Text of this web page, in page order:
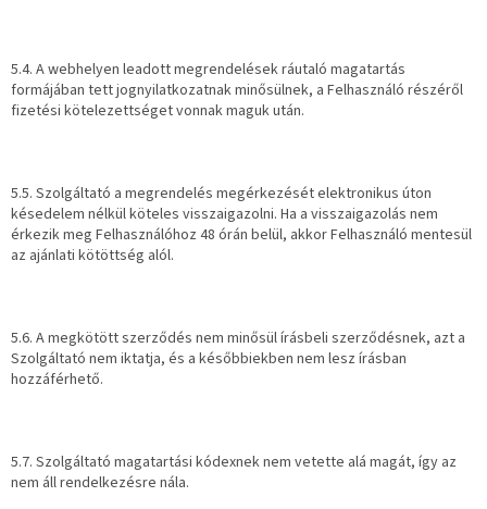
5.4. A webhelyen leadott megrendelések ráutaló magatartás
formájában tett jognyilatkozatnak minősülnek, a Felhasználó részéről
fizetési kötelezettséget vonnak maguk után.
5.5. Szolgáltató a megrendelés megérkezését elektronikus úton
késedelem nélkül köteles visszaigazolni. Ha a visszaigazolás nem
érkezik meg Felhasználóhoz 48 órán belül, akkor Felhasználó mentesül
az ajánlati kötöttség alól.
5.6. A megkötött szerződés nem minősül írásbeli szerződésnek, azt a
Szolgáltató nem iktatja, és a későbbiekben nem lesz írásban
hozzáférhető.
5.7. Szolgáltató magatartási kódexnek nem vetette alá magát, így az
nem áll rendelkezésre nála.